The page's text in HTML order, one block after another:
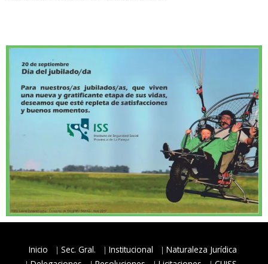
Inicio Sec. Gral. Institucional
Naturaleza Jurídica